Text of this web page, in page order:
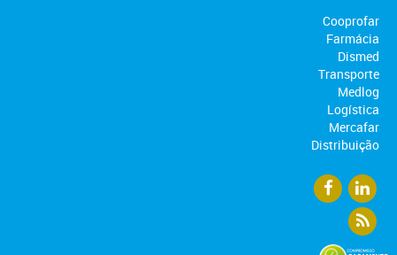
Cooprofar
Farmácia
Dismed
Transporte
Medlog
Logística
Mercafar
Distribuição